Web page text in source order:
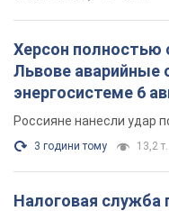
Херсон полностью
Львове аварийные
энергосистеме 6
Россияне нанесли удар
3 години тому 13,2 т.
Налоговая